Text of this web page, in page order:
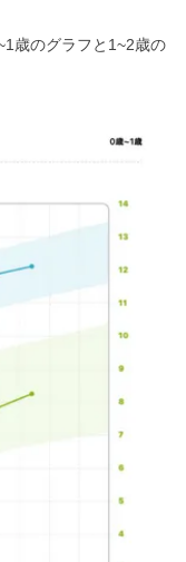
歳のグラフと1~2歳の